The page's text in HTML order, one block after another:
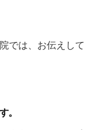
では、お伝えして
。